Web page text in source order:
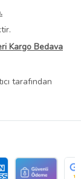
Kargo Bedava
tarafından